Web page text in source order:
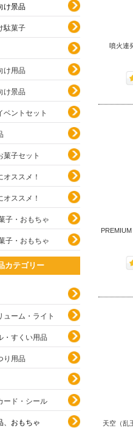
噴火連
天空（乱
け景品
駄菓子
け用品
け景品
ベントセット
菓子セット
ススメ！
ススメ！
子・おもちゃ
子・おもちゃ
カテゴリー
ューム・ライト
・すくい用品
り用品
ード・シール
、おもちゃ